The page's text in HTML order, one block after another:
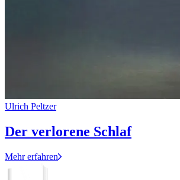
Ulrich Peltzer
Der verlorene Schlaf
Mehr erfahren